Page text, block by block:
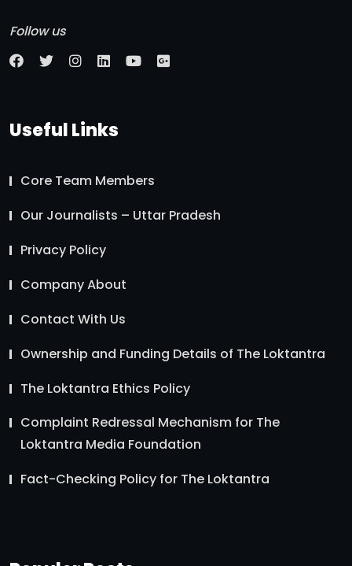
Follow us
Useful Links
Core Team Members
Our Journalists – Uttar Pradesh
Privacy Policy
Company About
Contact With Us
Ownership and Funding Details of The Loktantra
The Loktantra Ethics Policy
Complaint Redressal Mechanism for The
Loktantra Media Foundation
Fact-Checking Policy for The Loktantra